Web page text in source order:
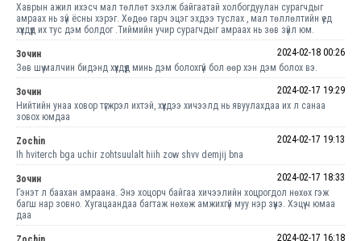
Хаврын ажил ихэсч мал төллөт эхэлж байгаатай холбогдуулан сурагчдыг
амраах нь зүй ёсны хэрэг. Хөдөө гарч эцэг эхдээ туслах , мал төллөлтийн үед
хүүхдүүд их тус дэм болдог .Тиймийн учир сурагчдыг амраах нь зөв зүйл юм.
Зочин
2024-02-18 00:26
Зөв шүү малчин бидэнд хүүхдүүд минь дэм болохгүй бол өөр хэн дэм болох вэ.
Зочин
2024-02-17 19:29
Нийтийн унаа ховор түгжрэл ихтэй, хүүхдээ хичээлд нь явуулахдаа их л санаа
зовох юмдаа
Zochin
2024-02-17 19:13
Ih hviterch bga uchir zohtsuulalt hiih zow shvv demjij bna
Зочин
2024-02-17 18:33
Гэнэт л баахан амраана. Энэ хоцорч байгаа хичээлийн хоцрогдол нөхөх гэж
багш нар зовно. Хугацаандаа багтаж нөхөж амжихгүй муу нэр зүүнэ. Хэцүү ч юмаа
даа
2024-02-17 16:18